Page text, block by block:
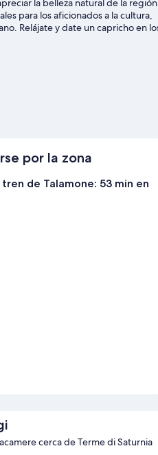
la belleza natural de la región
para los aficionados a la cultura,
Relájate y date un capricho en
como las rutas a pie o en
por la zona
de Talamone: 53 min en
cerca de Terme di Saturnia